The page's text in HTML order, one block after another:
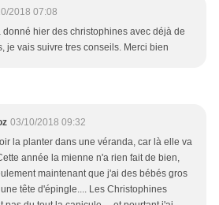
2018 07:08
donné hier des christophines avec déjà de
je vais suivre tres conseils. Merci bien
03/10/2018 09:32
la planter dans une véranda, car là elle va
année la mienne n'a rien fait de bien,
maintenant que j'ai des bébés gros
tête d'épingle.... Les Christophines